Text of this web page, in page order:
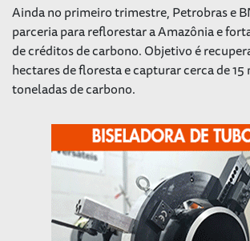
Ainda no primeiro trimestre, Petrobras e
parceria para reflorestar a Amazônia e
de créditos de carbono. Objetivo é
hectares de floresta e capturar cerca de
toneladas de carbono.